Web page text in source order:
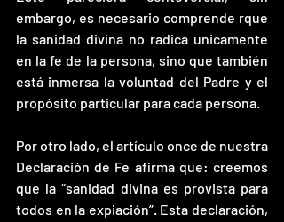
embargo, es necesario comprende rque
la sanidad divina no radica unicamente
en la fe de la persona, sino que también
está inmersa la voluntad del Padre y el
propósito particular para cada persona.
Por otro lado, el artículo once de nuestra
Declaración de Fe afirma que: creemos
que la “sanidad divina es provista para
todos en la expiación”. Esta declaración,